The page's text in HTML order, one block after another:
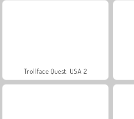
Trollface Quest: USA 2